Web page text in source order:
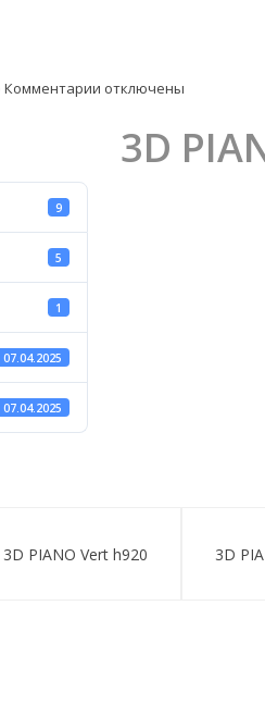
Комментарии к
PIANO
отключены
9
5
1
07.04.2025
07.04.2025
3D
3D PIANO Vert h920 3D